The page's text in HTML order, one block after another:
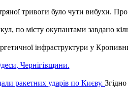
тривоги було чути вибухи.
по місту окупантами завдано
інфраструктури у
Чернігівщини.
ракетних ударів по Києву.